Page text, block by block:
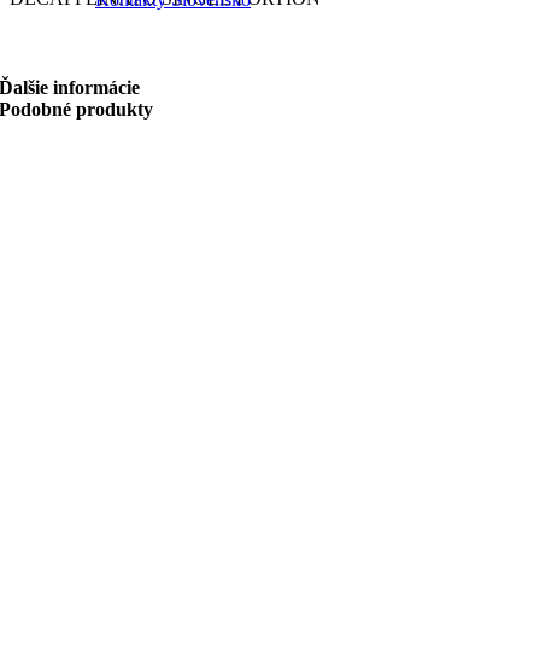
Ďalšie informácie
Podobné produkty